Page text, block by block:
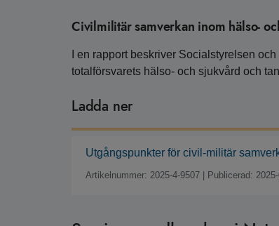
Civilmilitär samverkan inom hälso-
I en rapport beskriver Socialstyrelsen
totalförsvarets hälso- och sjukvård och
Ladda ner
Utgångspunkter för civil-militär
Artikelnummer: 2025-4-9507 Publicerad: